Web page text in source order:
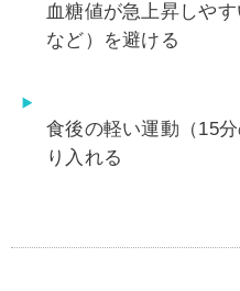
血糖値が急上昇しや
など）を避ける
食後の軽い運動（15
り入れる